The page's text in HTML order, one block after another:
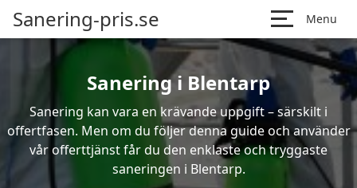
Sanering-pris.se Menu
Sanering i Blentarp
Sanering kan vara en krävande uppgift – särskilt i
offertfasen. Men om du följer denna guide och använder
vår offerttjänst får du den enklaste och tryggaste
saneringen i Blentarp.